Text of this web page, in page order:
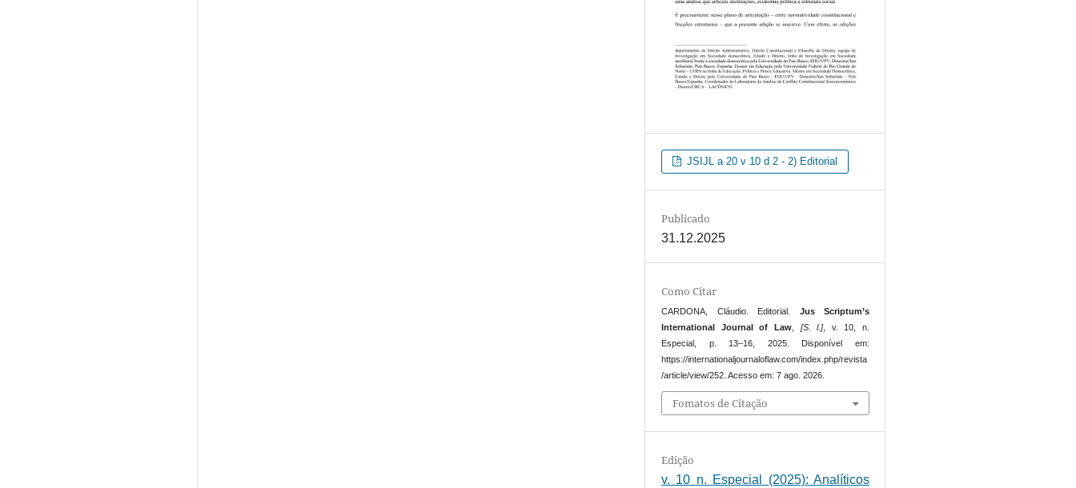
JSIJL a 20 v 10 d 2 - 2) Editorial
Publicado
31.12.2025
Como Citar
CARDONA, Cláudio. Editorial. Jus Scriptum’s
International Journal of Law, [S. l.], v. 10, n.
Especial, p. 13–16, 2025. Disponível em:
https://internationaljournaloflaw.com/index.php/revista
/article/view/252. Acesso em: 7 ago. 2026.
Fomatos de Citação
Edição
v. 10 n. Especial (2025): Analíticos